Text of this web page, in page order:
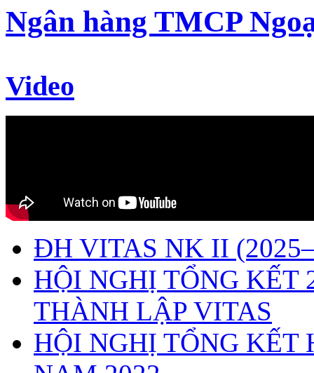
Ngân hàng TMCP
Video
ĐH VITAS NK II
HỘI NGHỊ TỔNG
THÀNH LẬP VITAS
HỘI NGHỊ TỔNG KẾT